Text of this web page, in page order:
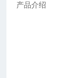
产品介绍